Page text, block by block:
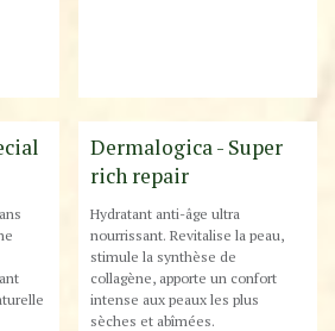
Dermalogica - Super
rich repair
Hydratant anti-âge ultra
nourrissant. Revitalise la peau,
stimule la synthèse de
collagène, apporte un confort
intense aux peaux les plus
sèches et abîmées.